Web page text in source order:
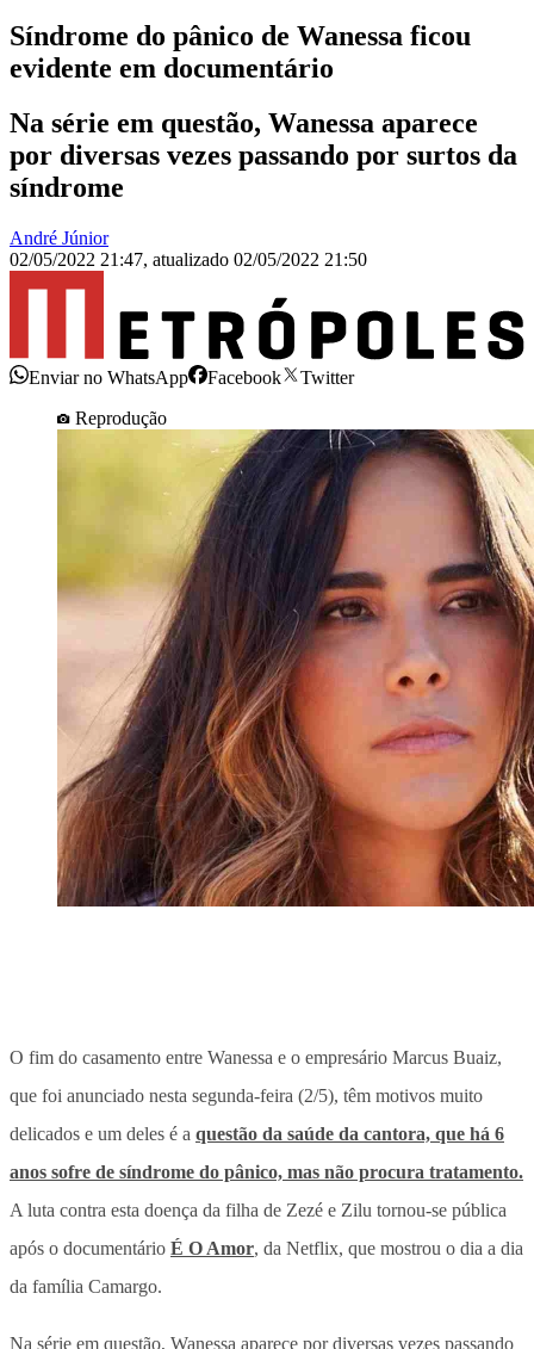
Síndrome do pânico de Wanessa ficou
evidente em documentário
Na série em questão, Wanessa aparece
por diversas vezes passando por surtos da
síndrome
André Júnior
02/05/2022 21:47, atualizado 02/05/2022 21:50
Enviar no WhatsApp Facebook
Twitter
Reprodução
O fim do casamento entre Wanessa e o empresário Marcus Buaiz,
que foi anunciado nesta segunda-feira (2/5), têm motivos muito
delicados e um deles é a questão da saúde da cantora, que há 6
anos sofre de síndrome do pânico, mas não procura tratamento.
A luta contra esta doença da filha de Zezé e Zilu tornou-se pública
após o documentário É O Amor, da Netflix, que mostrou o dia a dia
da família Camargo.
Na série em questão, Wanessa aparece por diversas vezes passando